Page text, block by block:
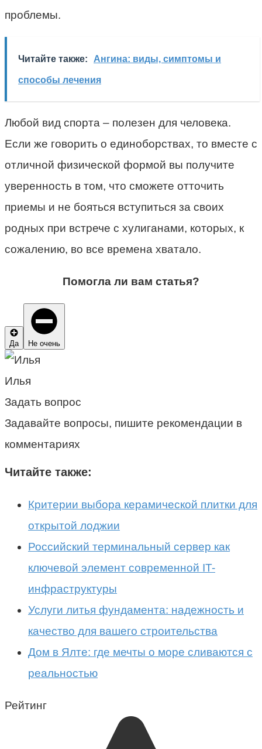
проблемы.
Читайте также: Ангина: виды, симптомы и
способы лечения
Любой вид спорта – полезен для человека.
Если же говорить о единоборствах, то вместе с
отличной физической формой вы получите
уверенность в том, что сможете отточить
приемы и не бояться вступиться за своих
родных при встрече с хулиганами, которых, к
сожалению, во все времена хватало.
Помогла ли вам статья?
Да Не очень
Илья
Задать вопрос
Задавайте вопросы, пишите рекомендации в
комментариях
Читайте также:
Критерии выбора керамической плитки для
открытой лоджии
Российский терминальный сервер как
ключевой элемент современной IT-
инфраструктуры
Услуги литья фундамента: надежность и
качество для вашего строительства
Дом в Ялте: где мечты о море сливаются с
реальностью
Рейтинг